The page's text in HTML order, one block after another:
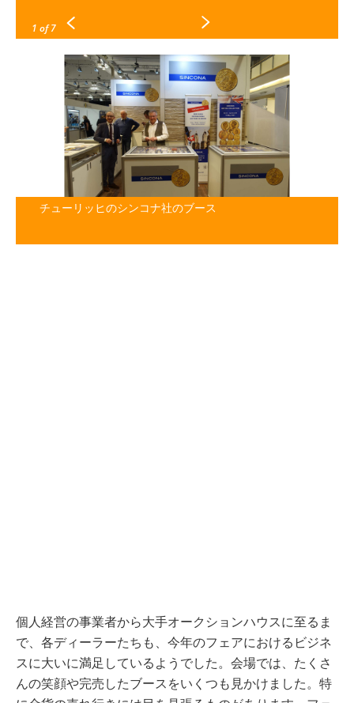
1 of 7
チューリッヒのシンコナ社のブース
個人経営の事業者から大手オークションハウスに至るま
で、各ディーラーたちも、今年のフェアにおけるビジネ
スに大いに満足しているようでした。会場では、たくさ
んの笑顔や完売したブースをいくつも見かけました。特